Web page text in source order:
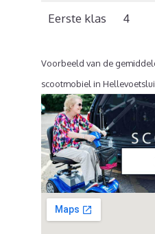
Eerste klas 4
Voorbeeld van de
scootmobiel in